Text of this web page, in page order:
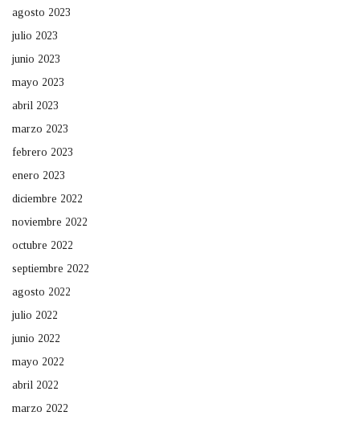
agosto 2023
julio 2023
junio 2023
mayo 2023
abril 2023
marzo 2023
febrero 2023
enero 2023
diciembre 2022
noviembre 2022
octubre 2022
septiembre 2022
agosto 2022
julio 2022
junio 2022
mayo 2022
abril 2022
marzo 2022